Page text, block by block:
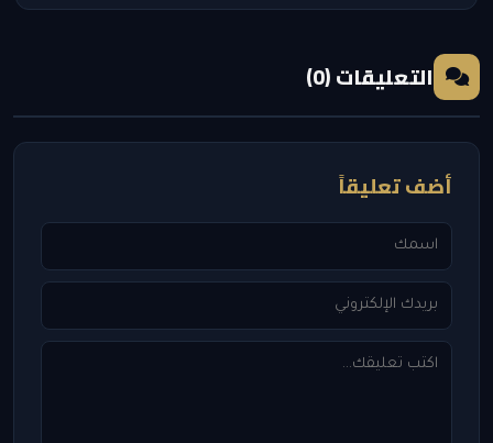
التعليقات (0)
أضف تعليقاً